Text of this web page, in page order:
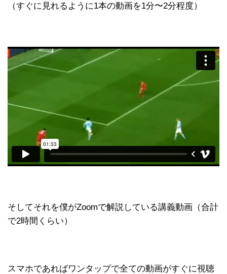
（すぐに見れるように1本の動画を1分〜2分程度）
そしてそれを僕がZoomで解説している講義動画（合計
で2時間くらい）
スマホであればワンタップで全ての動画がすぐに視聴